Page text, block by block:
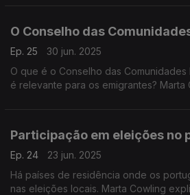
O Conselho das
Ep. 25
30 jun. 2025
O que é o Conselho das
é relevante para os emigrantes? Marta
Participação em eleições no
Ep. 24
23 jun. 2025
Há países de residência onde os
nas eleições locais. Marta Cowling